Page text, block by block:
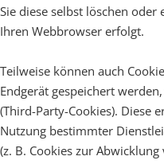
Sie diese selbst löschen
Ihren Webbrowser erfolgt.
Teilweise können auch
Endgerät gespeichert
(Third-Party-Cookies). Diese
Nutzung bestimmter
(z. B. Cookies zur